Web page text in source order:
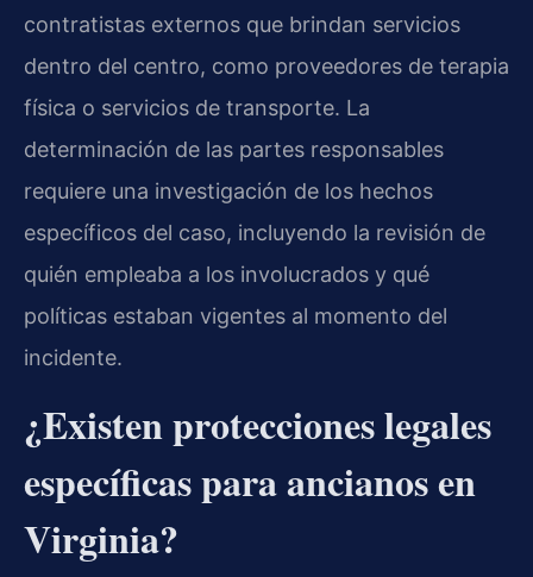
contratistas externos que brindan servicios
dentro del centro, como proveedores de terapia
física o servicios de transporte. La
determinación de las partes responsables
requiere una investigación de los hechos
específicos del caso, incluyendo la revisión de
quién empleaba a los involucrados y qué
políticas estaban vigentes al momento del
incidente.
¿Existen protecciones legales
específicas para ancianos en
Virginia?